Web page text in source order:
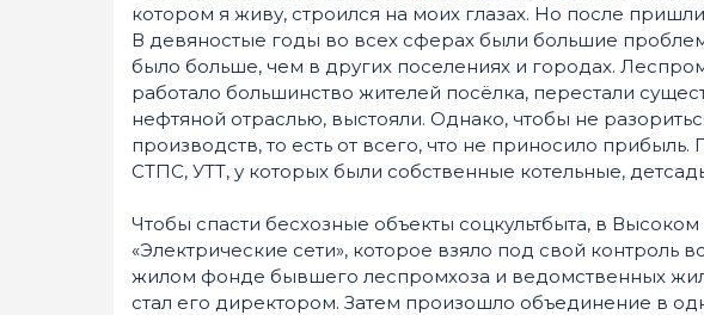
котором я живу, строился на моих глазах. Но после
В девяностые годы во всех сферах были большие
было больше, чем в других поселениях и городах.
работало большинство жителей посёлка, перестали
нефтяной отраслью, выстояли. Однако, чтобы не
производств, то есть от всего, что не приносило
СТПС, УТТ, у которых были собственные котельные,
Чтобы спасти бесхозные объекты соцкультбыта, в
«Электрические сети», которое взяло под свой контроль
жилом фонде бывшего леспромхоза и ведомственных
стал его директором. Затем произошло объединение в